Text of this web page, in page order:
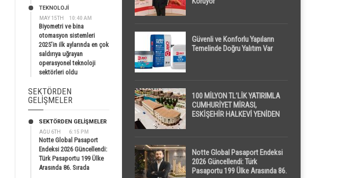
MAY 15TH 10:40 AM
TEKNOLOJİ
Biyometri ve bina
otomasyon sistemleri
2025’in ilk aylarında en çok
saldırıya uğrayan
operasyonel teknoloji
sektörleri oldu
SEKTÖRDEN
GELIŞMELER
AĞU 6TH 6:15 PM
SEKTÖRDEN GELIŞMELER
Notte Global Pasaport
Endeksi 2026 Güncellendi:
Türk Pasaportu 199 Ülke
Arasında 86. Sırada
Güvenli ve Konforlu Yapıların
Temelinde Doğru Yalıtım Var
100 MİLYON TL’LİK YATIRIMLA
CUMHURİYET MİRASI,
ESKİŞEHİR HALKEVİ YENİDEN
Notte Global Pasaport Endeksi
2026 Güncellendi: Türk
Pasaportu 199 Ülke Arasında 86.